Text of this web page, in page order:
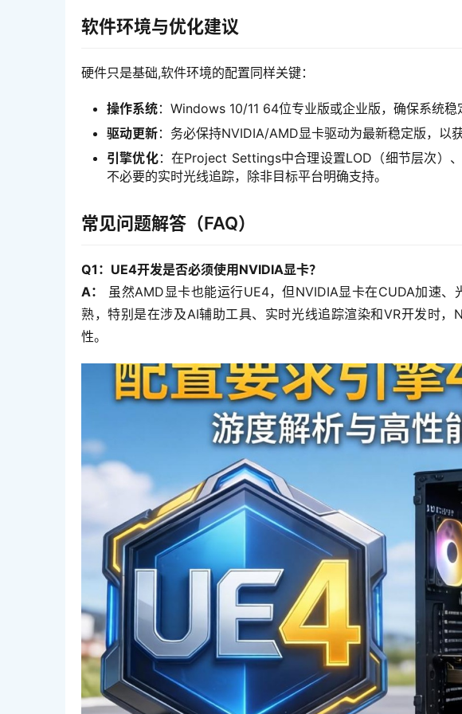
软件环境与优化建议
硬件只是基础,软件环境的配置同样关键：
操作系统：Windows 10/11 64位专业版或企业版，确保系统稳
驱动更新：务必保持NVIDIA/AMD显卡驱动为最新稳定版，以
引擎优化：在Project Settings中合理设置LOD（细节层次）
不必要的实时光线追踪，除非目标平台明确支持。
常见问题解答（FAQ）
Q1：UE4开发是否必须使用NVIDIA显卡？
A：
虽然AMD显卡也能运行UE4，但NVIDIA显卡在CUDA加速
熟，特别是在涉及AI辅助工具、实时光线追踪渲染和VR开发时
性。